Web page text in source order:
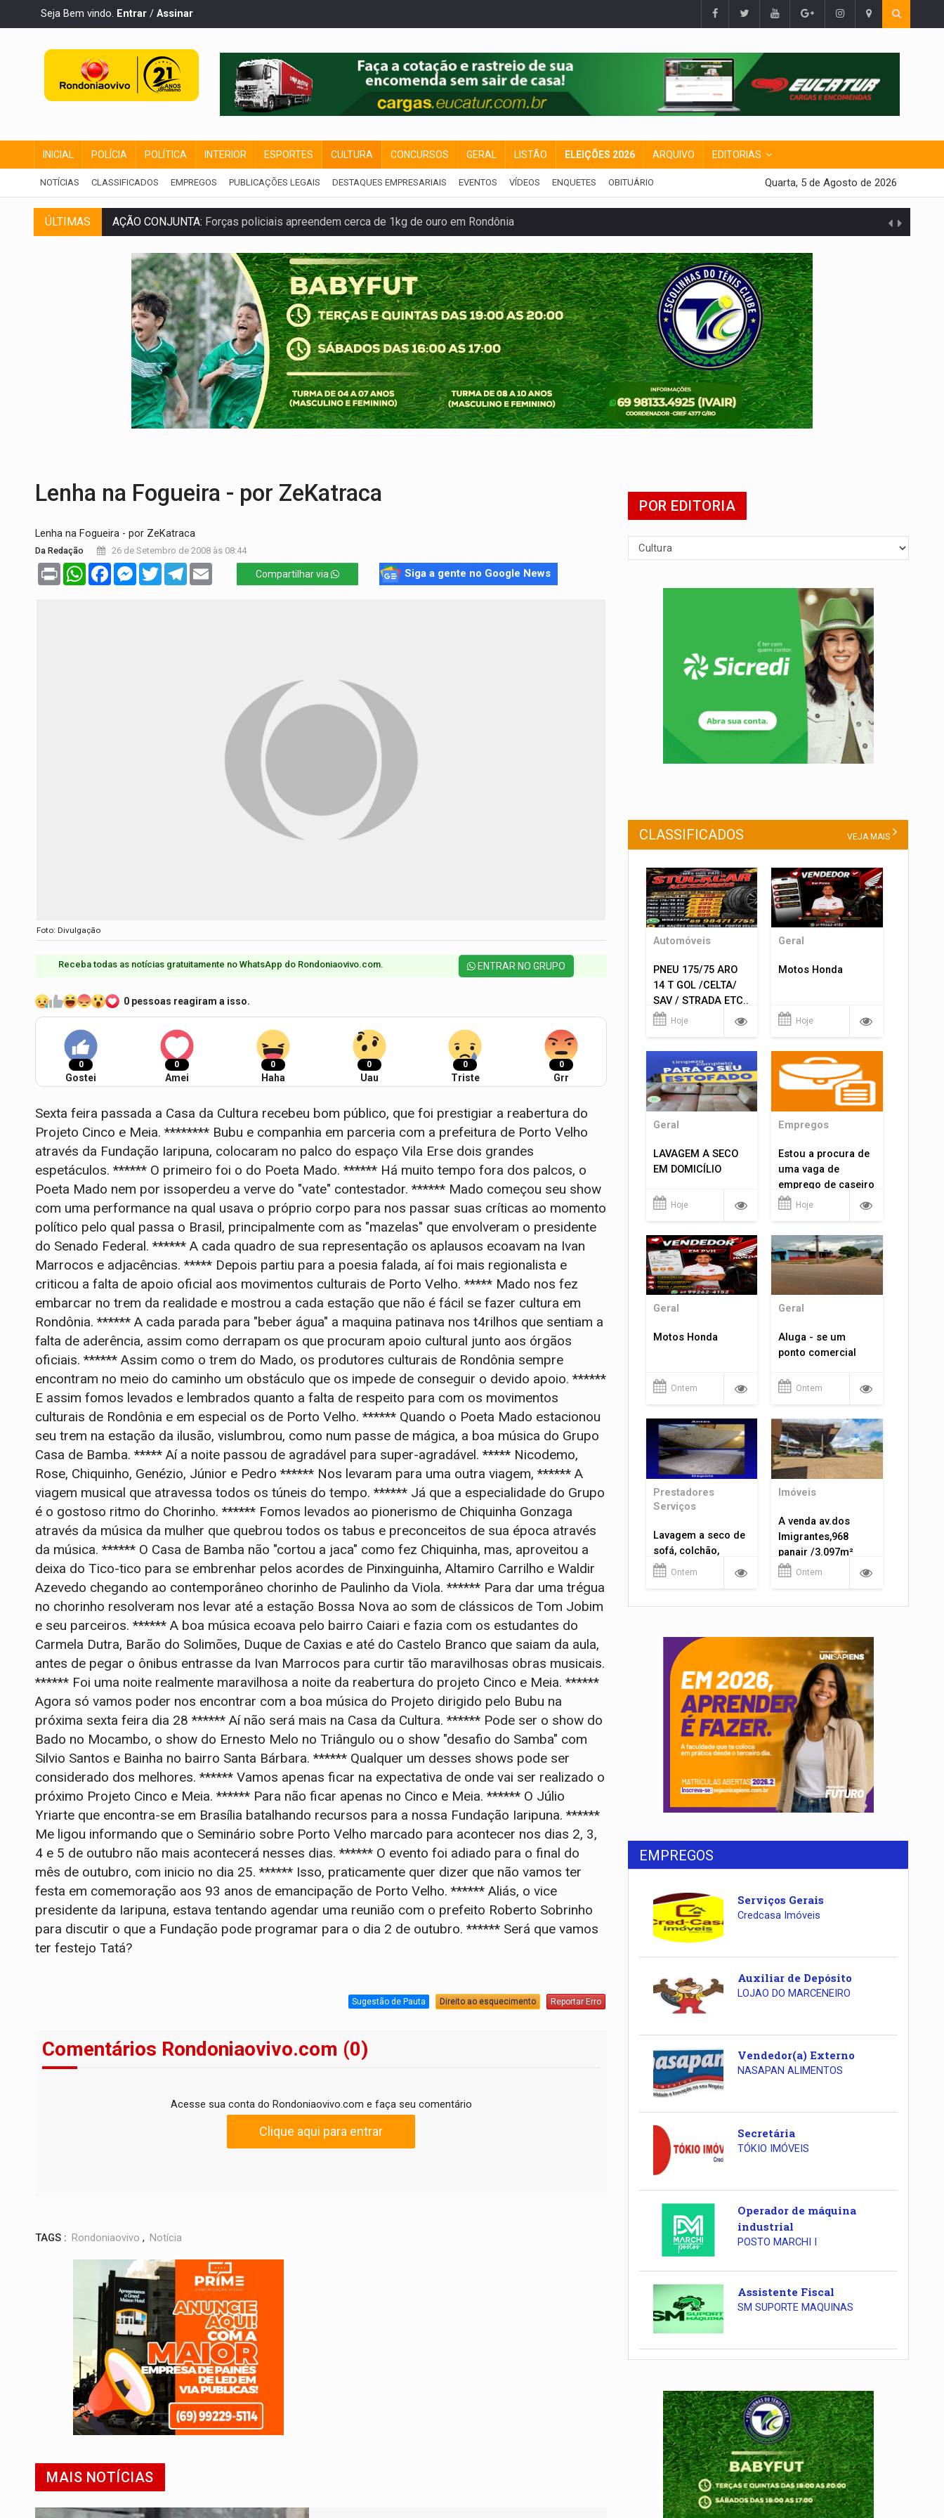
Seja Bem vindo. Entrar / Assinar
INICIAL POLÍCIA POLÍTICA INTERIOR ESPORTES CULTURA CONCURSOS GERAL LISTÃO ELEIÇÕES 2026 ARQUIVO EDITORIAS
NOTÍCIAS CLASSIFICADOS EMPREGOS PUBLICAÇÕES LEGAIS DESTAQUES EMPRESARIAIS EVENTOS VÍDEOS ENQUETES OBITUÁRIO Quarta, 5 de Agosto de 2026
ÚLTIMAS
AÇÃO CONJUNTA:Forças policiais apreendem cerca de 1kg de ouro em Rondônia
PF ESTÁ APURANDO:Flávio Bolsonaro escolhe Alfredo Gaspar como vice, alvo de denúncia por estupro
NO CENTRO:Colisão entre ônibus e carro provoca lentidão no trânsito
ELEIÇÕES 2026:Candidato a deputado estadual declara carros por R$ 25 e casas por R$ 300 em RO
VÍDEO:Motocicletas batem de frente e duas pessoas ficam feridas no Cohab
BATALHA DO JK:Grande Final do Duelo Estadual de MC's acontece neste sábado em PVH
NA BR-364:Identificado motociclista que morreu após bater de frente com carreta
AGOSTO LILÁS: 20 anos de Lei Maria da Penha - apesar do avanço, a violência escala
NOVAS ROTAS:ABAV anuncia novos voos da LATAM partindo de Ji-Paraná a partir de dezembro
Lenha na Fogueira - por ZeKatraca
Lenha na Fogueira - por ZeKatraca
Da Redação 26 de Setembro de 2008 às 08:44
Print WhatsAppFacebookMessenger
TwitterTelegram Compartilhar via Siga a gente no Google News
Foto: Divulgação
Receba todas as notícias gratuitamente no WhatsApp do Rondoniaovivo.com.​ ENTRAR NO GRUPO
0 pessoas reagiram a isso.
0
Gostei
0
Amei
0
Haha
0
Uau
0
Triste
0
Grr
Sexta feira passada a Casa da Cultura recebeu bom público, que foi prestigiar a reabertura do
Projeto Cinco e Meia. ******** Bubu e companhia em parceria com a prefeitura de Porto Velho
através da Fundação Iaripuna, colocaram no palco do espaço Vila Erse dois grandes
espetáculos. ****** O primeiro foi o do Poeta Mado. ****** Há muito tempo fora dos palcos, o
Poeta Mado nem por issoperdeu a verve do "vate" contestador. ****** Mado começou seu show
com uma performance na qual usava o próprio corpo para nos passar suas críticas ao momento
político pelo qual passa o Brasil, principalmente com as "mazelas" que envolveram o presidente
do Senado Federal. ****** A cada quadro de sua representação os aplausos ecoavam na Ivan
Marrocos e adjacências. ***** Depois partiu para a poesia falada, aí foi mais regionalista e
criticou a falta de apoio oficial aos movimentos culturais de Porto Velho. ***** Mado nos fez
embarcar no trem da realidade e mostrou a cada estação que não é fácil se fazer cultura em
Rondônia. ****** A cada parada para "beber água" a maquina patinava nos t4rilhos que sentiam a
falta de aderência, assim como derrapam os que procuram apoio cultural junto aos órgãos
oficiais. ****** Assim como o trem do Mado, os produtores culturais de Rondônia sempre
encontram no meio do caminho um obstáculo que os impede de conseguir o devido apoio. ******
E assim fomos levados e lembrados quanto a falta de respeito para com os movimentos
culturais de Rondônia e em especial os de Porto Velho. ****** Quando o Poeta Mado estacionou
seu trem na estação da ilusão, vislumbrou, como num passe de mágica, a boa música do Grupo
Casa de Bamba. ***** Aí a noite passou de agradável para super-agradável. ***** Nicodemo,
Rose, Chiquinho, Genézio, Júnior e Pedro ****** Nos levaram para uma outra viagem, ****** A
viagem musical que atravessa todos os túneis do tempo. ****** Já que a especialidade do Grupo
é o gostoso ritmo do Chorinho. ****** Fomos levados ao pionerismo de Chiquinha Gonzaga
através da música da mulher que quebrou todos os tabus e preconceitos de sua época através
da música. ****** O Casa de Bamba não "cortou a jaca" como fez Chiquinha, mas, aproveitou a
deixa do Tico-tico para se embrenhar pelos acordes de Pinxinguinha, Altamiro Carrilho e Waldir
Azevedo chegando ao contemporâneo chorinho de Paulinho da Viola. ****** Para dar uma trégua
no chorinho resolveram nos levar até a estação Bossa Nova ao som de clássicos de Tom Jobim
e seu parceiros. ****** A boa música ecoava pelo bairro Caiari e fazia com os estudantes do
Carmela Dutra, Barão do Solimões, Duque de Caxias e até do Castelo Branco que saiam da aula,
antes de pegar o ônibus entrasse da Ivan Marrocos para curtir tão maravilhosas obras musicais.
****** Foi uma noite realmente maravilhosa a noite da reabertura do projeto Cinco e Meia. ******
Agora só vamos poder nos encontrar com a boa música do Projeto dirigido pelo Bubu na
próxima sexta feira dia 28 ****** Aí não será mais na Casa da Cultura. ****** Pode ser o show do
Bado no Mocambo, o show do Ernesto Melo no Triângulo ou o show "desafio do Samba" com
Silvio Santos e Bainha no bairro Santa Bárbara. ****** Qualquer um desses shows pode ser
considerado dos melhores. ****** Vamos apenas ficar na expectativa de onde vai ser realizado o
próximo Projeto Cinco e Meia. ****** Para não ficar apenas no Cinco e Meia. ****** O Júlio
Yriarte que encontra-se em Brasília batalhando recursos para a nossa Fundação Iaripuna. ******
Me ligou informando que o Seminário sobre Porto Velho marcado para acontecer nos dias 2, 3,
4 e 5 de outubro não mais acontecerá nesses dias. ****** O evento foi adiado para o final do
mês de outubro, com inicio no dia 25. ****** Isso, praticamente quer dizer que não vamos ter
festa em comemoração aos 93 anos de emancipação de Porto Velho. ****** Aliás, o vice
presidente da Iaripuna, estava tentando agendar uma reunião com o prefeito Roberto Sobrinho
para discutir o que a Fundação pode programar para o dia 2 de outubro. ****** Será que vamos
ter festejo Tatá?
Sugestão de Pauta Direito ao esquecimento Reportar Erro
Comentários Rondoniaovivo.com (0)
Acesse sua conta do Rondoniaovivo.com e faça seu comentário
Clique aqui para entrar
TAGS : Rondoniaovivo , Notícia
MAIS NOTÍCIAS
POR EDITORIA
CLASSIFICADOS VEJA MAIS
Automóveis
PNEU 175/75 ARO
14 T GOL /CELTA/
SAV / STRADA ETC..
R$ 219,99
Hoje
Geral
Motos Honda
Hoje
Geral
LAVAGEM A SECO
EM DOMICÍLIO
Hoje
Empregos
Estou a procura de
uma vaga de
emprego de caseiro
em porto velho
Hoje
Geral
Motos Honda
Ontem
Geral
Aluga - se um
ponto comercial
Ontem
Prestadores
Serviços
Lavagem a seco de
sofá, colchão,
tapetes...
Ontem
Imóveis
A venda av.dos
Imigrantes,968
panair /3.097m²
Ontem
EMPREGOS
Serviços Gerais
Credcasa Imóveis
Auxiliar de Depósito
LOJAO DO MARCENEIRO
Vendedor(a) Externo
NASAPAN ALIMENTOS
Secretária
TÓKIO IMÓVEIS
Operador de máquina
industrial
POSTO MARCHI I
Assistente Fiscal
SM SUPORTE MAQUINAS